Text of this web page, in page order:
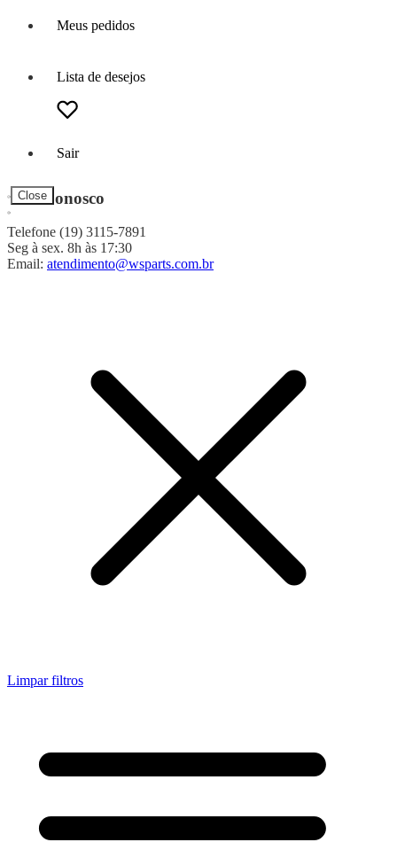
Meus pedidos
Lista de desejos
Sair
Close
Fale Conosco
Telefone (19) 3115-7891
Seg à sex. 8h às 17:30
Email: atendimento@wsparts.com.br
Limpar filtros